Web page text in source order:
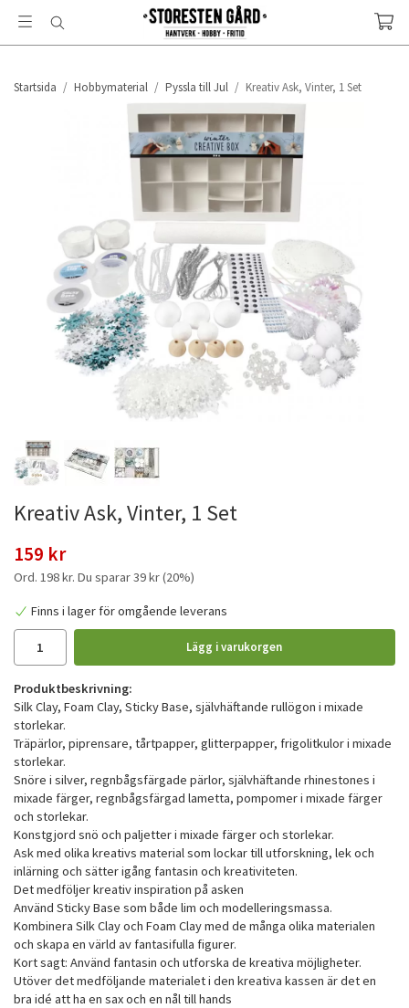
Startsida / Hobbymaterial / Pyssla till Jul / Kreativ Ask, Vinter, 1 Set
Kreativ Ask, Vinter, 1 Set
159 kr
Ord. 198 kr. Du sparar39 kr(20%)
Finns i lager för omgående leverans
Lägg i varukorgen
Produktbeskrivning:
Silk Clay, Foam Clay, Sticky Base, självhäftande rullögon i mixade
storlekar.
Träpärlor, piprensare, tårtpapper, glitterpapper, frigolitkulor i mixade
storlekar.
Snöre i silver, regnbågsfärgade pärlor, självhäftande rhinestones i
mixade färger, regnbågsfärgad lametta, pompomer i mixade färger
och storlekar.
Konstgjord snö och paljetter i mixade färger och storlekar.
Ask med olika kreativs material som lockar till utforskning, lek och
inlärning och sätter igång fantasin och kreativiteten.
Det medföljer kreativ inspiration på asken
Använd Sticky Base som både lim och modelleringsmassa.
Kombinera Silk Clay och Foam Clay med de många olika materialen
och skapa en värld av fantasifulla figurer.
Kort sagt: Använd fantasin och utforska de kreativa möjligheter.
Utöver det medföljande materialet i den kreativa kassen är det en
bra idé att ha en sax och en nål till hands